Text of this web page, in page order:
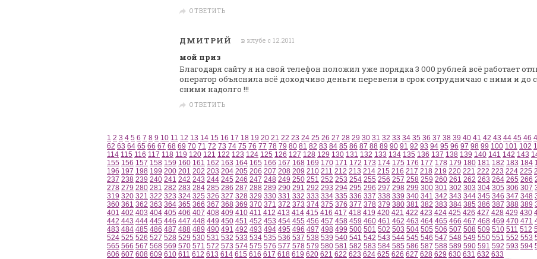
ОТВЕТИТЬ
ДМИТРИЙ в клубе с 12.2011
мой приз
Благодаря сайту я на свой телефон положил уже порядка 3 000рублей всё работает
оператор объяснилавсё доходчиво деньги перевели в срок сотрудничаю с ними и до
сними надолго !!!
ОТВЕТИТЬ
1 2 3 4 5 6 7 8 9 10 11 12 13 14 15 16 17 18 19 20 21 22 23 24 25 26 27 28 29 30 31 32 33 34 35 36 37 38 39 40 41 42 43 44 45 46
62 63 64 65 66 67 68 69 70 71 72 73 74 75 76 77 78 79 80 81 82 83 84 85 86 87 88 89 90 91 92 93 94 95 96 97 98 99 100 101 102
114 115 116 117 118 119 120 121 122 123 124 125 126 127 128 129 130 131 132 133 134 135 136 137 138 139 140 141 142 143
155 156 157 158 159 160 161 162 163 164 165 166 167 168 169 170 171 172 173 174 175 176 177 178 179 180 181 182 183 184
196 197 198 199 200 201 202 203 204 205 206 207 208 209 210 211 212 213 214 215 216 217 218 219 220 221 222 223 224 225
237 238 239 240 241 242 243 244 245 246 247 248 249 250 251 252 253 254 255 256 257 258 259 260 261 262 263 264 265 266
278 279 280 281 282 283 284 285 286 287 288 289 290 291 292 293 294 295 296 297 298 299 300 301 302 303 304 305 306 307
319 320 321 322 323 324 325 326 327 328 329 330 331 332 333 334 335 336 337 338 339 340 341 342 343 344 345 346 347 348
360 361 362 363 364 365 366 367 368 369 370 371 372 373 374 375 376 377 378 379 380 381 382 383 384 385 386 387 388 389
401 402 403 404 405 406 407 408 409 410 411 412 413 414 415 416 417 418 419 420 421 422 423 424 425 426 427 428 429 430
442 443 444 445 446 447 448 449 450 451 452 453 454 455 456 457 458 459 460 461 462 463 464 465 466 467 468 469 470 471
483 484 485 486 487 488 489 490 491 492 493 494 495 496 497 498 499 500 501 502 503 504 505 506 507 508 509 510 511 512
524 525 526 527 528 529 530 531 532 533 534 535 536 537 538 539 540 541 542 543 544 545 546 547 548 549 550 551 552 553
565 566 567 568 569 570 571 572 573 574 575 576 577 578 579 580 581 582 583 584 585 586 587 588 589 590 591 592 593 594
606 607 608 609 610 611 612 613 614 615 616 617 618 619 620 621 622 623 624 625 626 627 628 629 630 631 632 633